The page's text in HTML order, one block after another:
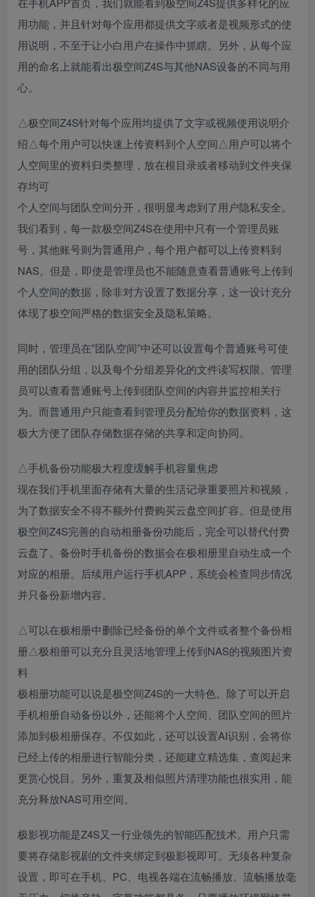
用功能，并且针对每个应用都提供文字或者是视频形式的使
用说明，不至于让小白用户在操作中抓瞎。另外，从每个应
用的命名上就能看出极空间Z4S与其他NAS设备的不同与用
心。
△极空间Z4S针对每个应用均提供了文字或视频使用说明介
绍△每个用户可以快速上传资料到个人空间△用户可以将个
人空间里的资料归类整理，放在根目录或者移动到文件夹保
存均可
个人空间与团队空间分开，很明显考虑到了用户隐私安全。
我们看到，每一款极空间Z4S在使用中只有一个管理员账
号，其他账号则为普通用户，每个用户都可以上传资料到
NAS。但是，即使是管理员也不能随意查看普通账号上传到
个人空间的数据，除非对方设置了数据分享，这一设计充分
体现了极空间严格的数据安全及隐私策略。
同时，管理员在”团队空间”中还可以设置每个普通账号可使
用的团队分组，以及每个分组差异化的文件读写权限。管理
员可以查看普通账号上传到团队空间的内容并监控相关行
为。而普通用户只能查看到管理员分配给你的数据资料，这
极大方便了团队存储数据存储的共享和定向协同。
△手机备份功能极大程度缓解手机容量焦虑
现在我们手机里面存储有大量的生活记录重要照片和视频，
为了数据安全不得不额外付费购买云盘空间扩容。但是使用
极空间Z4S完善的自动相册备份功能后，完全可以替代付费
云盘了。备份时手机备份的数据会在极相册里自动生成一个
对应的相册。后续用户运行手机APP，系统会检查同步情况
并只备份新增内容。
△可以在极相册中删除已经备份的单个文件或者整个备份相
册△极相册可以充分且灵活地管理上传到NAS的视频图片资
料
极相册功能可以说是极空间Z4S的一大特色。除了可以开启
手机相册自动备份以外，还能将个人空间、团队空间的照片
添加到极相册保存。不仅如此，还可以设置AI识别，会将你
已经上传的相册进行智能分类，还能建立精选集，查阅起来
更赏心悦目。另外，重复及相似照片清理功能也很实用，能
充分释放NAS可用空间。
极影视功能是Z4S又一行业领先的智能匹配技术。用户只需
要将存储影视剧的文件夹绑定到极影视即可。无须各种复杂
设置，即可在手机、PC、电视各端在流畅播放。流畅播放毫